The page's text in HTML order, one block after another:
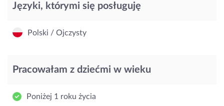
Języki, którymi się posługuję
Polski / Ojczysty
Pracowałam z dziećmi w wieku
Poniżej 1 roku życia